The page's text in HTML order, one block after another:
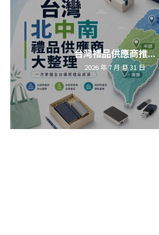
台灣禮品供應商推...
2026 年 7 月 月 31 日